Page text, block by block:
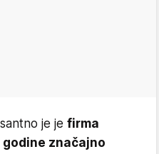
je je firma
značajno